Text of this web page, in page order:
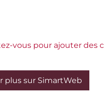
vous pour ajouter des
plus sur SimartWeb